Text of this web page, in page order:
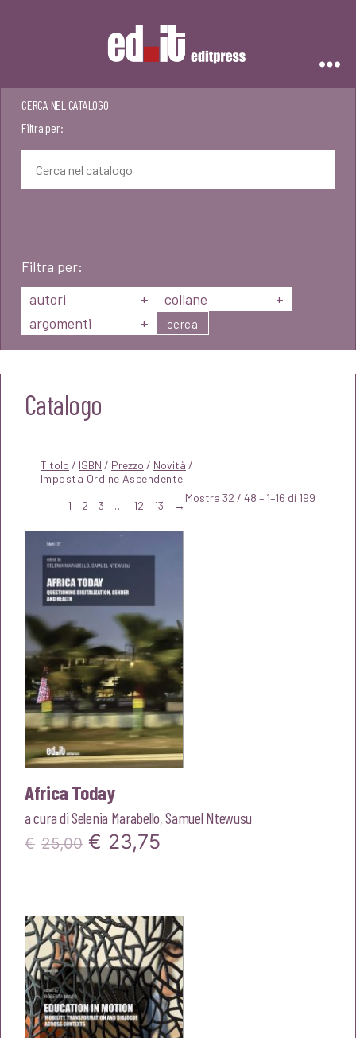
CERCA NEL CATALOGO
Filtra per:
Filtra per:
autori
+ collane
+
argomenti
+ cerca
Catalogo
Titolo / ISBN / Prezzo / Novità /
Mostra 32 / 48 – 1–16 di 199
1 2 3 … 12 13 →
Africa Today
a cura diSelenia Marabello,Samuel Ntewusu
€ 25,00 Il
era:
€25,00.
€ 23,75
è:
€23,75.